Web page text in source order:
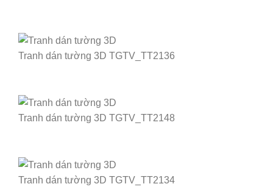
Tranh dán tường 3D TGTV_TT2136
Tranh dán tường 3D TGTV_TT2148
Tranh dán tường 3D TGTV_TT2134